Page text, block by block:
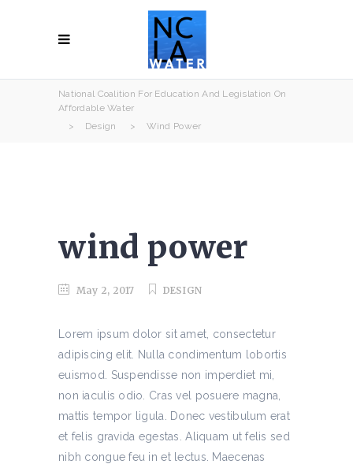
National Coalition For Education And Legislation On
Affordable Water
>
Design > Wind Power
wind power
May 2, 2017 DESIGN
Lorem ipsum dolor sit amet, consectetur
adipiscing elit. Nulla condimentum lobortis
euismod. Suspendisse non imperdiet mi,
non iaculis odio. Cras vel posuere magna,
mattis tempor ligula. Donec vestibulum erat
et felis gravida egestas. Aliquam ut felis sed
nibh congue feu in et lectus. Maecenas